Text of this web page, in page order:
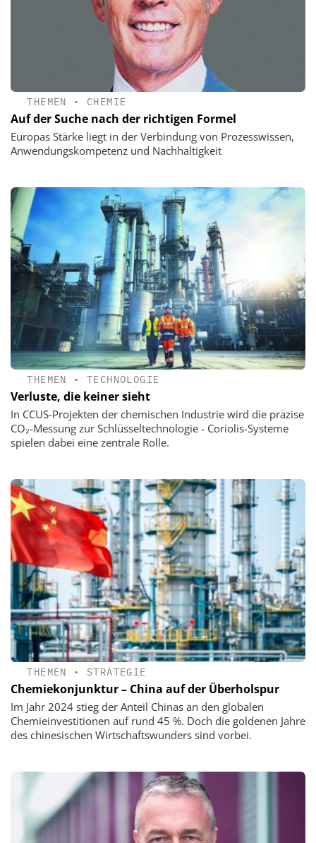
THEMEN • CHEMIE
Auf der Suche nach der richtigen Formel
Europas Stärke liegt in der Verbindung von Prozesswissen,
Anwendungskompetenz und Nachhaltigkeit
THEMEN •TECHNOLOGIE
Verluste, die keiner sieht
In CCUS-Projekten der chemischen Industrie wird die präzise
CO₂-Messung zur Schlüsseltechnologie - Coriolis-Systeme
spielen dabei eine zentrale Rolle.
THEMEN • STRATEGIE
Chemiekonjunktur – China auf der Überholspur
Im Jahr 2024 stieg der Anteil Chinas an den globalen
Chemieinvestitionen auf rund 45 %. Doch die goldenen Jahre
des chinesischen Wirtschaftswunders sind vorbei.